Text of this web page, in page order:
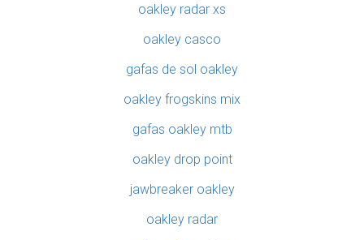
oakley radar xs
oakley casco
gafas de sol oakley
oakley frogskins mix
gafas oakley mtb
oakley drop point
jawbreaker oakley
oakley radar